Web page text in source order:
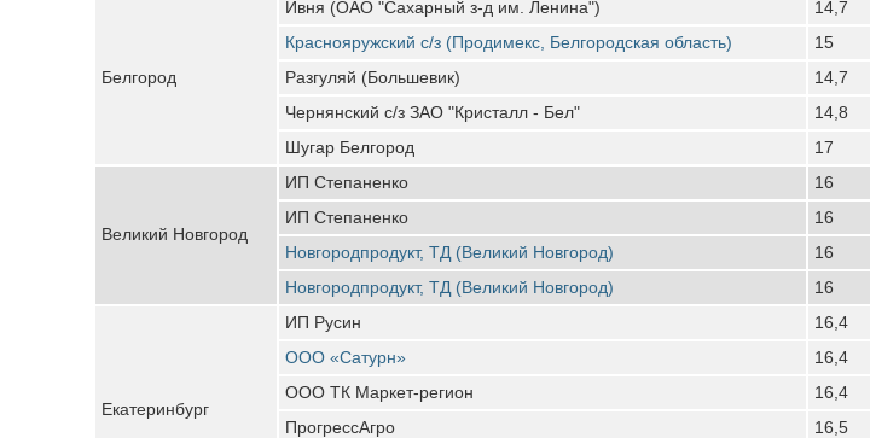
Белгород
Ивня (ОАО "Сахарный з-д им. Ленина")
14,7
Краснояружский с/з (Продимекс, Белгородская область)
15
Разгуляй (Большевик)
14,7
Чернянский с/з ЗАО "Кристалл - Бел"
14,8
Шугар Белгород
17
Великий Новгород
ИП Степаненко 16
ИП Степаненко
16
Новгородпродукт, ТД (Великий Новгород)
16
Новгородпродукт, ТД (Великий Новгород)
16
Екатеринбург
ИП Русин 16,4
ООО «Сатурн»
16,4
ООО ТК Маркет-регион
16,4
ПрогрессАгро
16,5